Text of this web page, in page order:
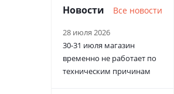
Новости Все новости
28 июля 2026
30-31 июля магазин
временно не работает по
техническим причинам